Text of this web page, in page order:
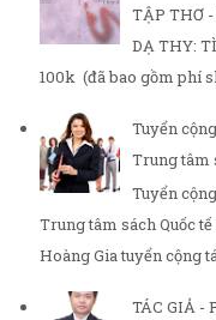
TẬP THƠ
DẠ THY:
100k (đã bao gồm phí
Tuyển
Trung tâm
Tuyển
Trung tâm sách Quốc
Hoàng Gia tuyển cộng
TÁC GIẢ -